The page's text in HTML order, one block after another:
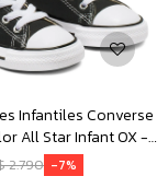
Infantiles Converse
All Star Infant OX -
2.790 7